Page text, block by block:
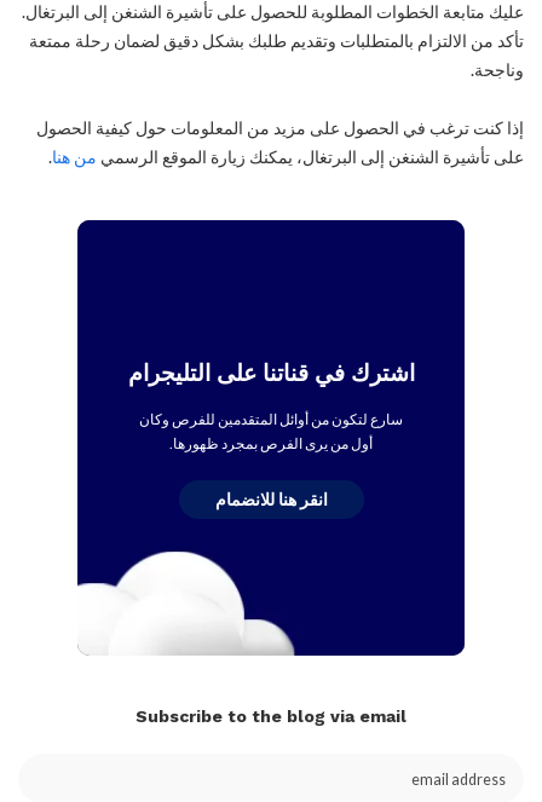
عليك متابعة الخطوات المطلوبة للحصول على تأشيرة الشنغن إلى البرتغال.
تأكد من الالتزام بالمتطلبات وتقديم طلبك بشكل دقيق لضمان رحلة ممتعة
وناجحة.
إذا كنت ترغب في الحصول على مزيد من المعلومات حول كيفية الحصول
على تأشيرة الشنغن إلى البرتغال، يمكنك زيارة الموقع الرسمي من هنا.
اشترك في قناتنا على التليجرام
سارع لتكون من أوائل المتقدمين للفرص وكان
أول من يرى الفرص بمجرد ظهورها.
انقر هنا للانضمام
Subscribe to the blog via email